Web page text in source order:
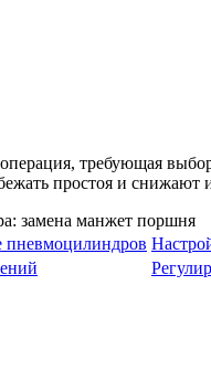
требующая
простоя и снижают